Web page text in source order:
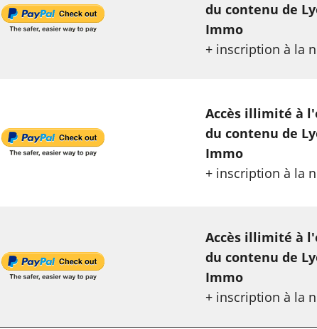
du contenu de
Immo
+ inscription à la
Accès illimité à
du contenu de
Immo
+ inscription à la
Accès illimité à
du contenu de
Immo
+ inscription à la